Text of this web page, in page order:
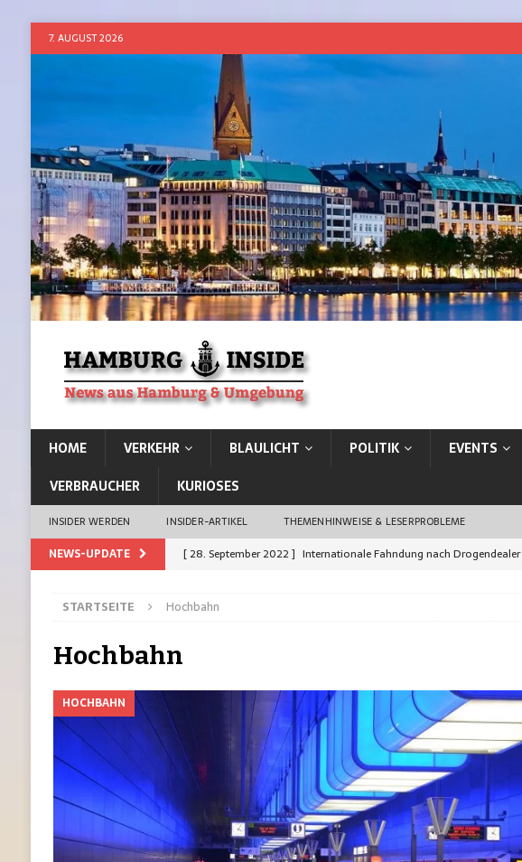
7. AUGUST 2026
HOME VERKEHR BLAULICHT POLITIK EVENTS
VERBRAUCHER
KURIOSES
INSIDER WERDEN INSIDER-ARTIKEL THEMENHINWEISE & LESERPROBLEME
NEWS-UPDATE [ 28. September 2022 ] Internationale Fahndung nach Drogendealer
[ 21. September 2022 ]
STARTSEITE Hochbahn
Hochbahn
HOCHBAHN